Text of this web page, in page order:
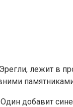
лежит в
добавит